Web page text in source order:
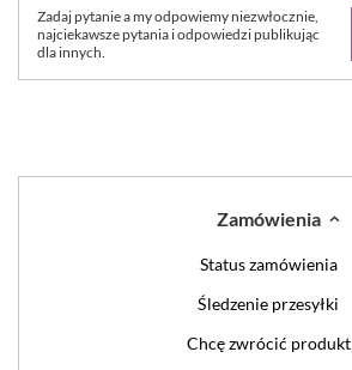
Zadaj pytanie a my odpowiemy niezwłocznie,
najciekawsze pytania i odpowiedzi publikując
dla innych.
Zamówienia
Status zamówienia
Śledzenie przesyłki
Chcę zwrócić produkt